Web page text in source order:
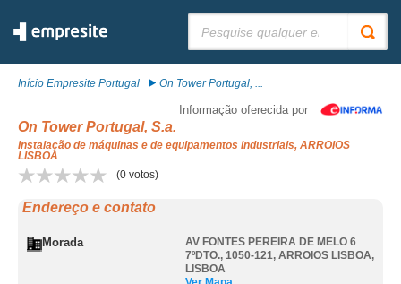
Início Empresite Portugal On Tower Portugal, ...
Informação oferecida por
On Tower Portugal, S.a.
Instalação de máquinas e de equipamentos industriais, ARROIOS
LISBOA
(0 votos)
Endereço e contato
Morada
AV FONTES PEREIRA DE MELO 6
7ºDTO., 1050-121, ARROIOS LISBOA,
LISBOA